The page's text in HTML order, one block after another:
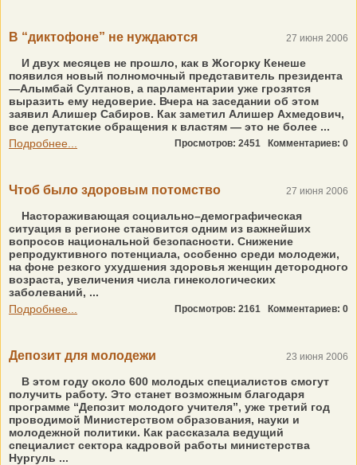
В “диктофоне” не нуждаются 27 июня 2006
И двух месяцев не прошло, как в Жогорку Кенеше
появился новый полномочный представитель президента
—Алымбай Султанов, а парламентарии уже грозятся
выразить ему недоверие. Вчера на заседании об этом
заявил Алишер Сабиров. Как заметил Алишер Ахмедович,
все депутатские обращения к властям — это не более ...
Подробнее...
Просмотров: 2451 Комментариев: 0
Чтоб было здоровым потомство 27 июня 2006
Настораживающая социально–демографическая
ситуация в регионе становится одним из важнейших
вопросов национальной безопасности. Снижение
репродуктивного потенциала, особенно среди молодежи,
на фоне резкого ухудшения здоровья женщин детородного
возраста, увеличения числа гинекологических
заболеваний, ...
Подробнее...
Просмотров: 2161 Комментариев: 0
Депозит для молодежи 23 июня 2006
В этом году около 600 молодых специалистов смогут
получить работу. Это станет возможным благодаря
программе “Депозит молодого учителя”, уже третий год
проводимой Министерством образования, науки и
молодежной политики. Как рассказала ведущий
специалист сектора кадровой работы министерства
Нургуль ...